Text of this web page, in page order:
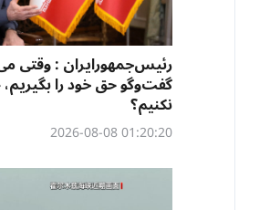
رئیس‌جمهورایران : وقتی
گفت‌وگو حق خود را بگیریم،
نکنیم؟
01:20:20 2026-08-08